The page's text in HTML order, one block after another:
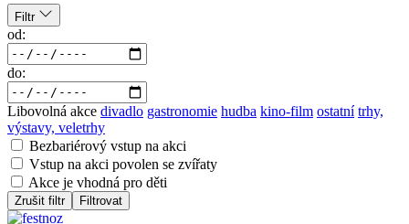
Filtr
od:
do:
Libovolná akce divadlo gastronomie hudba kino-film ostatní trhy,
výstavy, veletrhy
Bezbariérový vstup na akci
Vstup na akci povolen se zvířaty
Akce je vhodná pro děti
Zrušit filtr Filtrovat